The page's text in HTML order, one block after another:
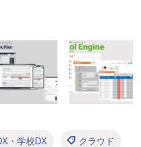
・学校DX クラウド